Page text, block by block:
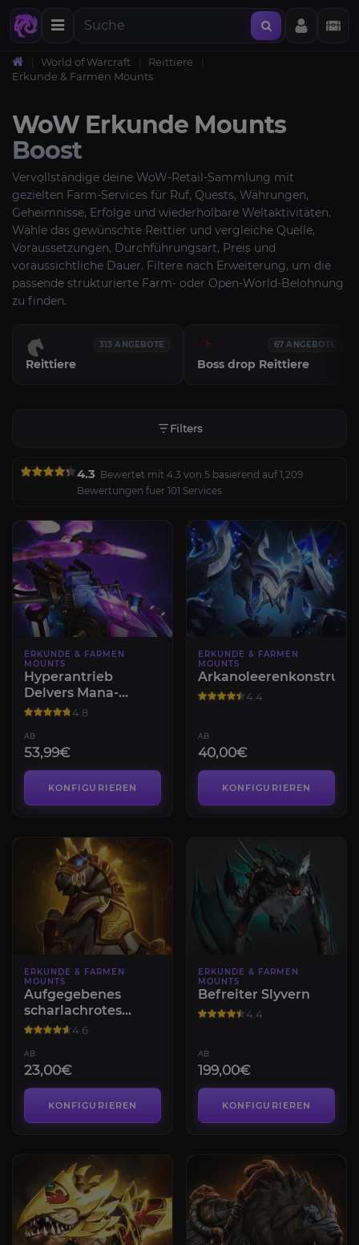
World of Warcraft
Reittiere
Erkunde & Farmen Mounts
WoW Erkunde Mounts
Boost
Vervollständige deine WoW-Retail-Sammlung mit
gezielten Farm-Services für Ruf, Quests, Währungen,
Geheimnisse, Erfolge und wiederholbare Weltaktivitäten.
Wähle das gewünschte Reittier und vergleiche Quelle,
Voraussetzungen, Durchführungsart, Preis und
voraussichtliche Dauer. Filtere nach Erweiterung, um die
passende strukturierte Farm- oder Open-World-Belohnung
zu finden.
313 ANGEBOTE
Reittiere
67 ANGEBOTE
Boss drop Reittiere
Filters
4.3 Bewertet mit 4.3 von 5 basierend auf 1,209
Bewertungen fuer 101 Services
ERKUNDE & FARMEN
MOUNTS
Hyperantrieb
Delvers Mana-
Skimmer-Schema
4.8
AB
53,99€
KONFIGURIEREN
ERKUNDE & FARMEN
MOUNTS
Arkanoleerenkonstrukt
4.4
AB
40,00€
KONFIGURIEREN
ERKUNDE & FARMEN
MOUNTS
Aufgegebenes
scharlachrotes
Streitross
4.6
AB
23,00€
KONFIGURIEREN
ERKUNDE & FARMEN
MOUNTS
Befreiter Slyvern
4.4
AB
199,00€
KONFIGURIEREN